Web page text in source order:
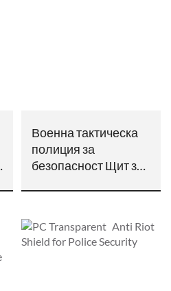
Военна тактическа
полиция за
безопасност Щит за